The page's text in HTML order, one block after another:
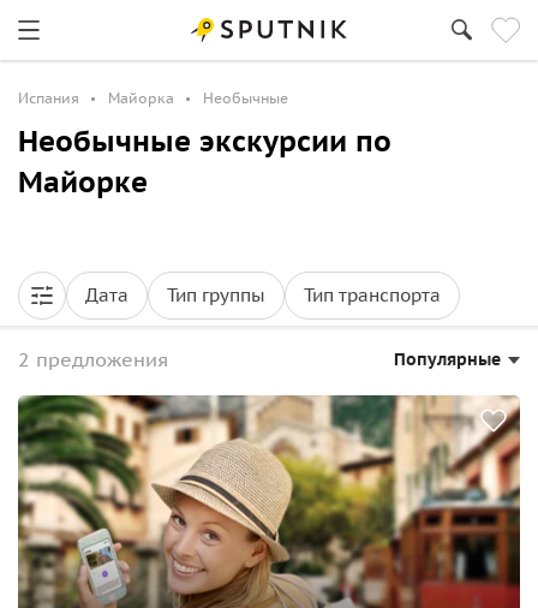
Испания Майорка Необычные
Необычные экскурсии по
Майорке
Дата Тип группы Тип транспорта
2 предложения Популярные